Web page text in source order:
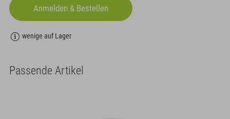
wenige auf Lager
Passende Artikel